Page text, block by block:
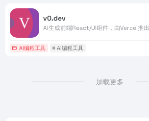
v0.dev
AI生成前端React/UI组件，由Vercel推出
AI编程工具 # AI编程工具
加载更多